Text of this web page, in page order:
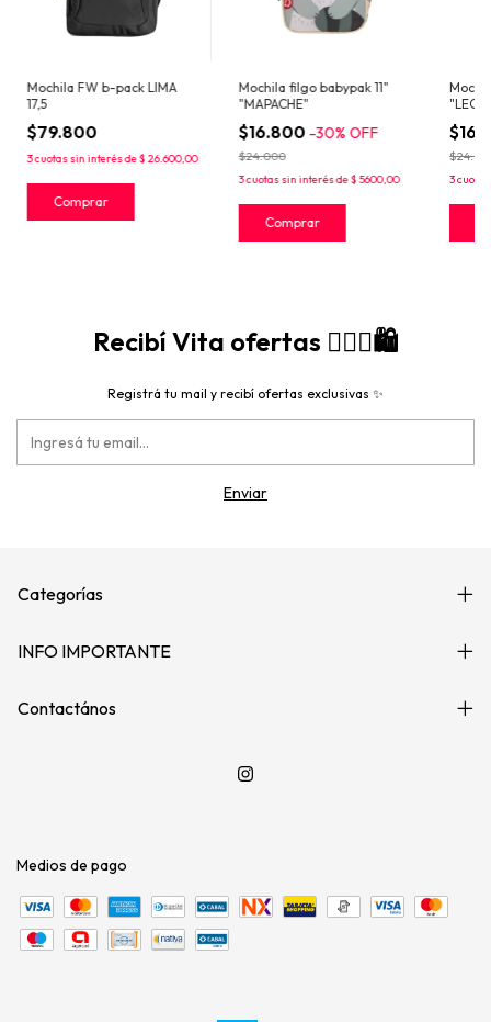
Mochila FW b-pack LIMA
17,5
$79.800
3cuotas sin interés de$ 26.600,00
Mochila filgo babypak 11"
"MAPACHE"
$16.800 -30% OFF
$24.000
3cuotas sin interés de$ 5600,00 3
Recibí Vita ofertas 🙋🏻‍♀️🛍️
Registrá tu mail y recibí ofertas exclusivas ✨
Categorías
INFO IMPORTANTE
Contactános
Medios de pago